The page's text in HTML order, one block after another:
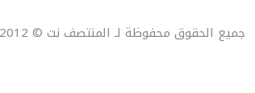
جميع الحقوق محفوظة لـ المنتصف نت © 2012 - 2026